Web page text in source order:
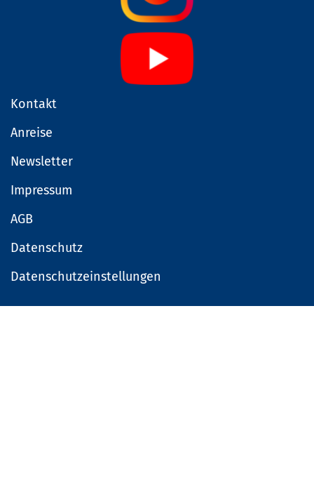
Kontakt
Anreise
Newsletter
Impressum
AGB
Datenschutz
Datenschutzeinstellungen